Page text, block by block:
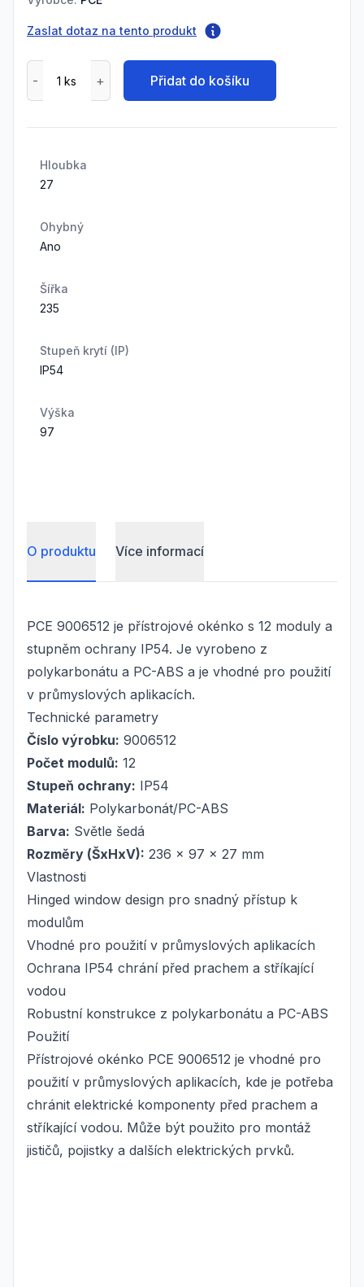
Zaslat dotaz na tento produkt
Přidat do košíku
Hloubka
27
Ohybný
Ano
Šířka
235
Stupeň krytí (IP)
IP54
Výška
97
O produktu Více informací
PCE 9006512 je přístrojové okénko s 12 moduly a
stupněm ochrany IP54. Je vyrobeno z
polykarbonátu a PC-ABS a je vhodné pro použití
v průmyslových aplikacích.
Technické parametry
Číslo výrobku: 9006512
Počet modulů: 12
Stupeň ochrany: IP54
Materiál: Polykarbonát/PC-ABS
Barva: Světle šedá
Rozměry (ŠxHxV): 236 x 97 x 27 mm
Vlastnosti
Hinged window design pro snadný přístup k
modulům
Vhodné pro použití v průmyslových aplikacích
Ochrana IP54 chrání před prachem a stříkající
vodou
Robustní konstrukce z polykarbonátu a PC-ABS
Použití
Přístrojové okénko PCE 9006512 je vhodné pro
použití v průmyslových aplikacích, kde je potřeba
chránit elektrické komponenty před prachem a
stříkající vodou. Může být použito pro montáž
jističů, pojistky a dalších elektrických prvků.